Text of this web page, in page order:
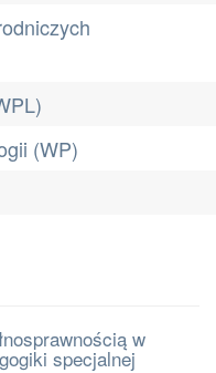
(WP)
w
specjalnej